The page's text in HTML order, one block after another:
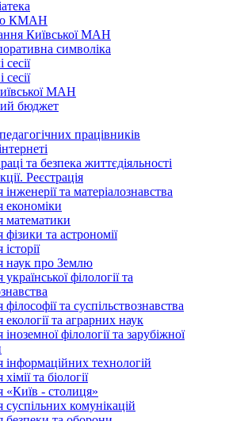
КМАН
Київської МАН
символіка
МАН
бюджет
працівників
та безпека життєдіяльності
Реєстрація
інженерії та матеріалознавства
економіки
математики
фізики та астрономії
наук про Землю
філології та
філософії та суспільствознавства
екології та аграрних наук
іноземної філології та зарубіжної
інформаційних технологій
та біології
«Київ - столиця»
суспільних комунікацій